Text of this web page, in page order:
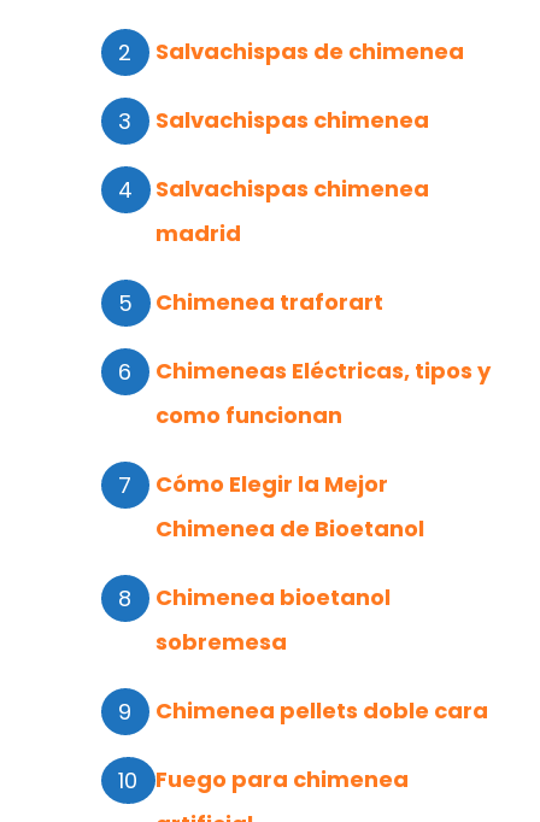
Salvachispas de chimenea
Salvachispas chimenea
Salvachispas chimenea
madrid
Chimenea traforart
Chimeneas Eléctricas, tipos y
como funcionan
Cómo Elegir la Mejor
Chimenea de Bioetanol
Chimenea bioetanol
sobremesa
Chimenea pellets doble cara
Fuego para chimenea